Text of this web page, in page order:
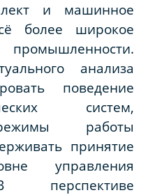
и машинное
более широкое
анализа
поведение
систем,
работы
принятие
управления
перспективе